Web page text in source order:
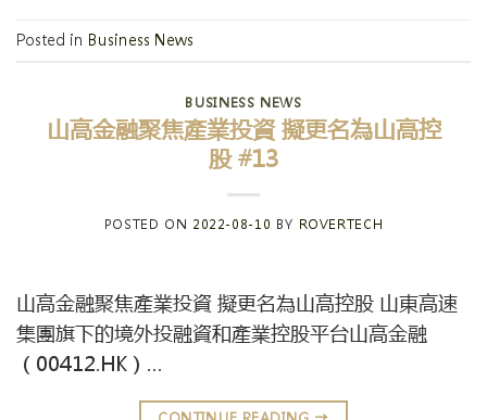
Posted in Business News
BUSINESS NEWS
山高金融聚焦產業投資 擬更名為山高控
股 #13
POSTED ON 2022-08-10 BY ROVERTECH
山高金融聚焦產業投資 擬更名為山高控股 山東高速
集團旗下的境外投融資和產業控股平台山高金融
（00412.HK）…